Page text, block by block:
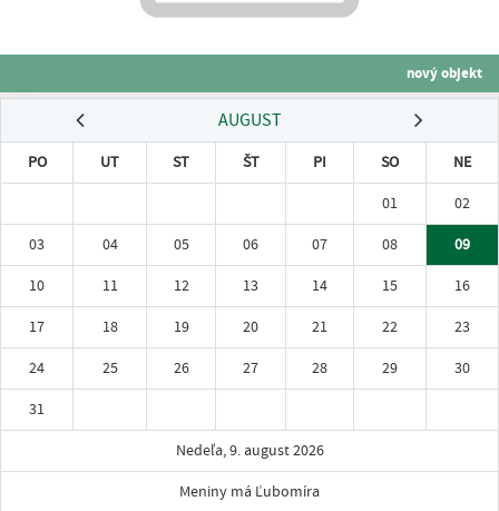
nový objekt
AUGUST
PO UT ST ŠT PI SO
NE
01
02
03
04 05 06 07 08
09
10
11 12 13 14 15
16
17
18 19 20 21 22
23
24
25 26 27 28 29
30
31
Nedeľa, 9. august 2026
Meniny má Ľubomíra